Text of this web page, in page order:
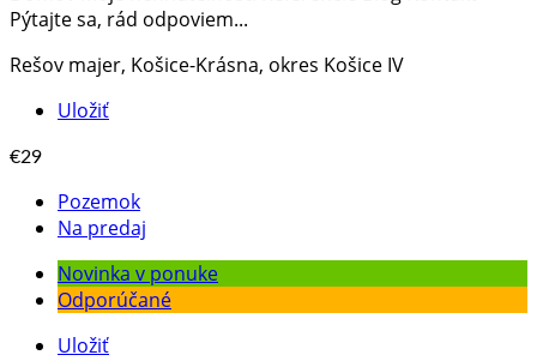
Pýtajte sa, rád odpoviem​...
Rešov majer, Košice-Krásna, okres Košice IV
Uložiť
€29
Pozemok
Na predaj
Novinka v ponuke
Odporúčané
Uložiť